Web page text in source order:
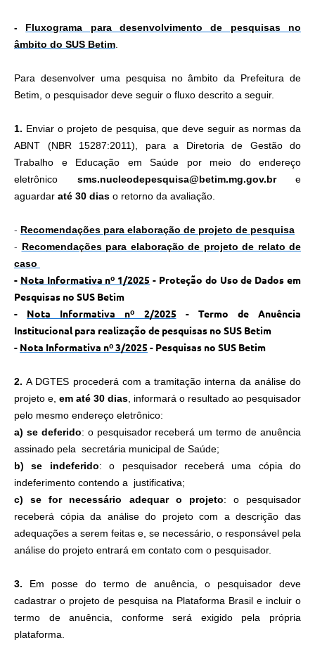
- Fluxograma para desenvolvimento de pesquisas no
âmbito do SUS Betim
Para desenvolver uma pesquisa no âmbito da Prefeitura de
Betim, o pesquisador deve seguir o fluxo descrito a seguir.
1. Enviar o projeto de pesquisa, que deve seguir as normas da
ABNT (NBR 15287:2011), para a Diretoria de Gestão do
Trabalho e Educação em Saúde por meio do endereço
eletrônico sms.nucleodepesquisa@betim.mg.gov.br​ e
aguardar até 30 dias o retorno da avaliação.
- Recomendações para elaboração de projeto de pesquisa
- Recomendações para elaboração de projeto de relato de
caso
- Nota Informativa nº 1/2025 - Proteção do Uso de Dados em
Pesquisas no SUS Betim
- Nota Informativa nº 2/2025 - Termo de Anuência
Institucional para realização de pesquisas no SUS Betim
- Nota Informativa nº 3/2025 - Pesquisas no SUS Betim
2. A DGTES procederá com a tramitação interna da análise do
projeto e, em até 30 dias , informará o resultado ao pesquisador
pelo mesmo endereço eletrônico:
a) se deferido: o pesquisador receberá um termo de anuência
assinado pela secretária municipal de Saúde;
b) se indeferido: o pesquisador receberá uma cópia do
indeferimento contendo a justificativa;
c) se for necessário adequar o projeto: o pesquisador
receberá cópia da análise do projeto com a descrição das
adequações a serem feitas e, se necessário, o responsável pela
análise do projeto entrará em contato com o pesquisador.
3. Em posse do termo de anuência, o pesquisador deve
cadastrar o projeto de pesquisa na Plataforma Brasil e incluir o
termo de anuência, conforme será exigido pela própria
plataforma.